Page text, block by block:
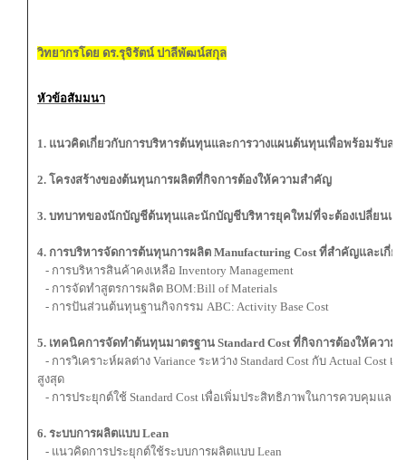
วิทยากรโดย ดร.รุจิรัตน์ ปาลีพัฒน์สกุล
หัวข้อสัมมนา
1. แนวคิดเกี่ยวกับการบริหารต้นทุนและการวางแผนต้นทุนเพื่อพร้อมรับส
2. โครงสร้างของต้นทุนการผลิตที่กิจการต้องให้ความสำคัญ
3. บทบาทของนักบัญชีต้นทุนและนักบัญชีบริหารยุคใหม่ที่จะต้องเปลี่ยนแป
4. การบริหารจัดการต้นทุนการผลิต Manufacturing Cost ที่สำคัญและเกี่ย
- การบริหารสินค้าคงเหลือ Inventory Management
- การจัดทำสูตรการผลิต BOM:Bill of Materials
- การปันส่วนต้นทุนฐานกิจกรรม ABC: Activity Base Cost
5. เทคนิคการจัดทำต้นทุนมาตรฐาน Standard Cost ที่กิจการต้องให้ความ
- การวิเคราะห์ผลต่าง Variance ระหว่าง Standard Cost กับ Actual Cost
สูงสุด
- การประยุกต์ใช้ Standard Cost เพื่อเพิ่มประสิทธิภาพในการควบคุมและ
6. ระบบการผลิตแบบ Lean
- แนวคิดการประยุกต์ใช้ระบบการผลิตแบบ Lean